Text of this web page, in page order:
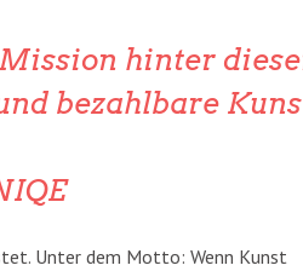
hinter
bezahlbare
Unter dem Motto: Wenn Kunst